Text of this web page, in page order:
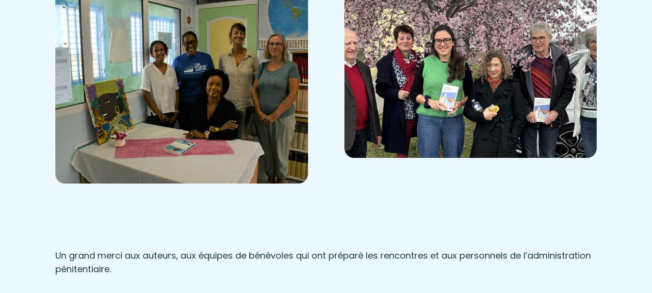
Un grand merci aux auteurs, aux équipes de bénévoles qui ont préparé les rencontres et aux personnels de l’administration
pénitentiaire.